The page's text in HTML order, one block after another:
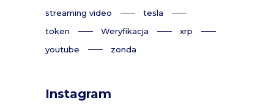
streaming video
tesla
token
Weryfikacja
xrp
youtube
zonda
Instagram